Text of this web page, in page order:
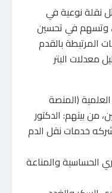
نقلة نوعية في
وتسهم في تحسين
المرتبطة بالقدم
معدلات البتر
(المنصة
من بينهم: الدكتور
خدمات نقل الدم
الحساسية والمناعة